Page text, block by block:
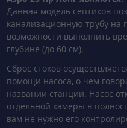
Данная модель септиков
канализационную трубу на
возможности выполнить
глубине (до 60 см).
Сброс стоков
помощи насоса, о чем
названии станции. Насос
отдельной камеры в
вам не нужно его